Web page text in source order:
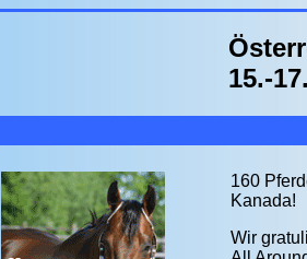
15.-
160
Kanada!
Wir